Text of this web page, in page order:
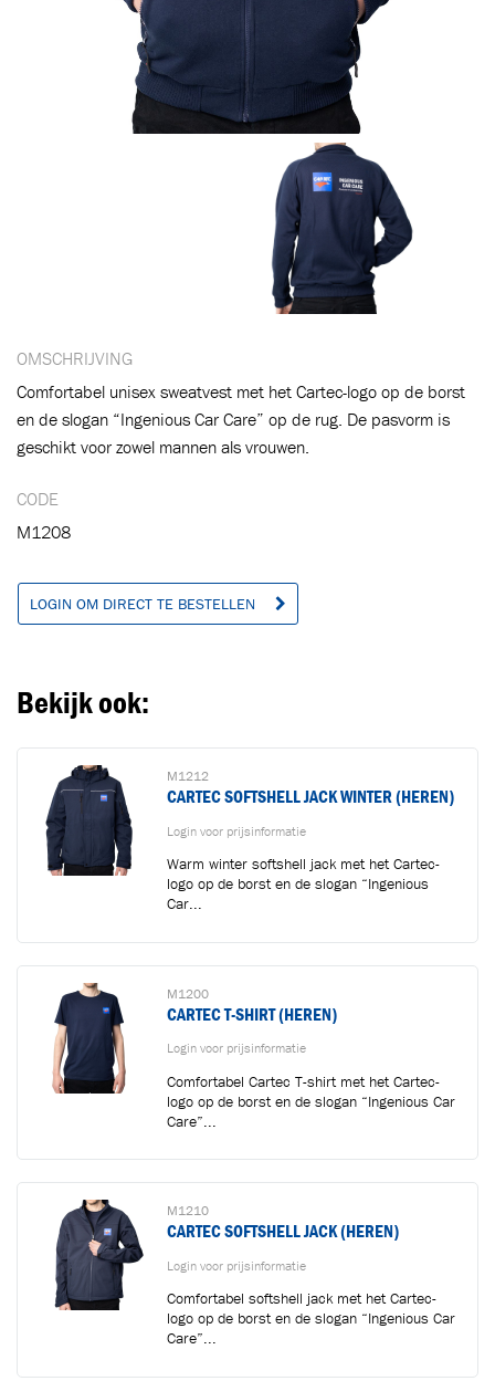
OMSCHRIJVING
Comfortabel unisex sweatvest met het Cartec-logo op de borst
en de slogan “Ingenious Car Care” op de rug. De pasvorm is
geschikt voor zowel mannen als vrouwen.
CODE
M1208
LOGIN OM DIRECT TE BESTELLEN
Bekijk ook:
M1212
CARTEC SOFTSHELL JACK WINTER (HEREN)
Login voor prijsinformatie
Warm winter softshell jack met het Cartec-
logo op de borst en de slogan “Ingenious
Car...
M1200
CARTEC T-SHIRT (HEREN)
Login voor prijsinformatie
Comfortabel Cartec T-shirt met het Cartec-
logo op de borst en de slogan “Ingenious Car
Care”...
M1210
CARTEC SOFTSHELL JACK (HEREN)
Login voor prijsinformatie
Comfortabel softshell jack met het Cartec-
logo op de borst en de slogan “Ingenious Car
Care”...
Toegevoegd aan winkelwagen
VERDER WINKELEN